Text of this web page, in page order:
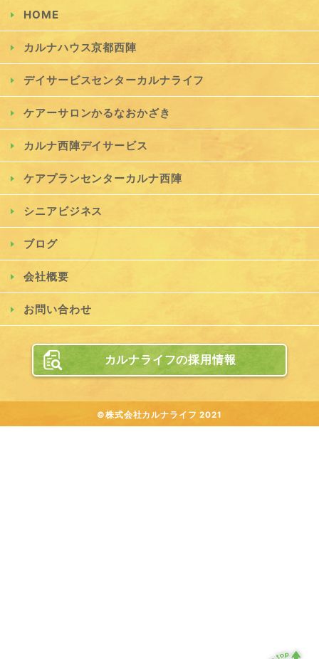
HOME
カルナハウス京都西陣
デイサービスセンターカルナライフ
ケアーサロンかるなおかざき
カルナ西陣デイサービス
ケアプランセンターカルナ西陣
シニアビジネス
ブログ
会社概要
お問い合わせ
カルナライフの採用情報
©株式会社カルナライフ 2021